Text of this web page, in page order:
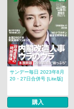
サンデー毎日 2023年8月
20・27日合併号 [Lite版]
購入